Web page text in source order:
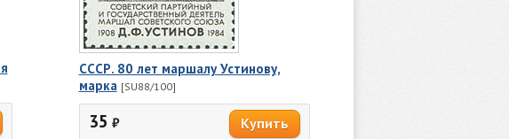
СССР. 80 лет маршалу Устинову,
марка [SU88/100]
35 ₽